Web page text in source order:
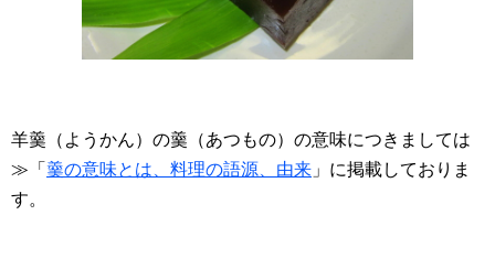
羊羹（ようかん）の羹（あつもの）の意味につきましては
≫「 羹の意味とは、料理の語源、由来 」に掲載しておりま
す。